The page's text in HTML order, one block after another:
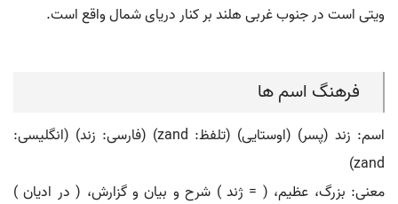
ویتی است در جنوب غربی هلند بر کنار دریای شمال واقع است.
فرهنگ اسم ها
اسم: زند (پسر) (اوستایی) (تلفظ: zand) (فارسی: زند) (انگلیسی:
zand)
معنی: بزرگ، عظیم، ( = ژند ) شرح و بیان و گزارش، ( در ادیان )